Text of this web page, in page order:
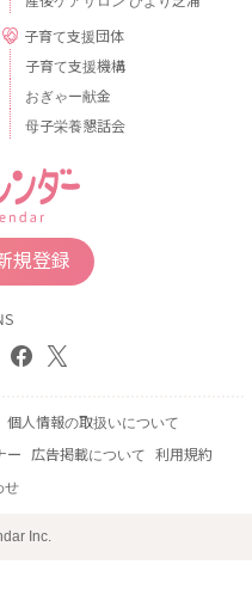
子育て支援団体
子育て支援機構
おぎゃー献金
母子栄養懇話会
規登録
個人情報の取扱いについて
ー 広告掲載について
利用規約
せ
Inc.